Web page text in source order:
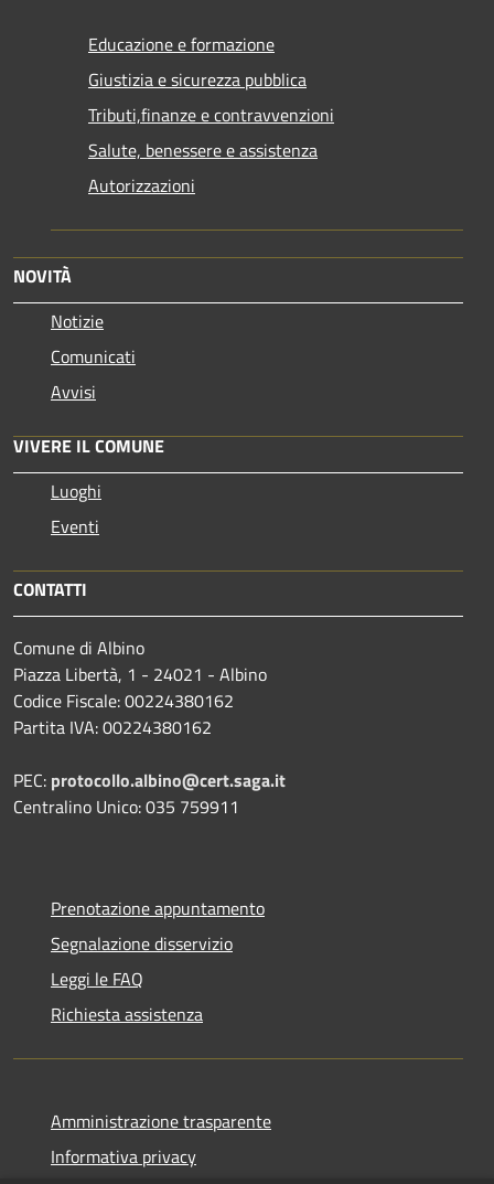
Educazione e formazione
Giustizia e sicurezza pubblica
Tributi,finanze e contravvenzioni
Salute, benessere e assistenza
Autorizzazioni
NOVITÀ
Notizie
Comunicati
Avvisi
VIVERE IL COMUNE
Luoghi
Eventi
CONTATTI
Comune di Albino
Piazza Libertà, 1 - 24021 - Albino
Codice Fiscale: 00224380162
Partita IVA: 00224380162
PEC: protocollo.albino@cert.saga.it
Centralino Unico: 035 759911
Prenotazione appuntamento
Segnalazione disservizio
Leggi le FAQ
Richiesta assistenza
Amministrazione trasparente
Informativa privacy